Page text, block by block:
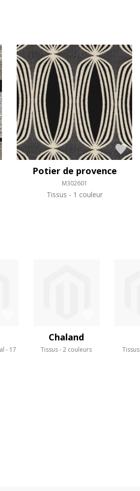
Potier de provence
M302601
Tissus 1 couleur
17
Chaland
Tissus 2 couleurs Tissus